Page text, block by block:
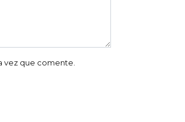
vez que comente.